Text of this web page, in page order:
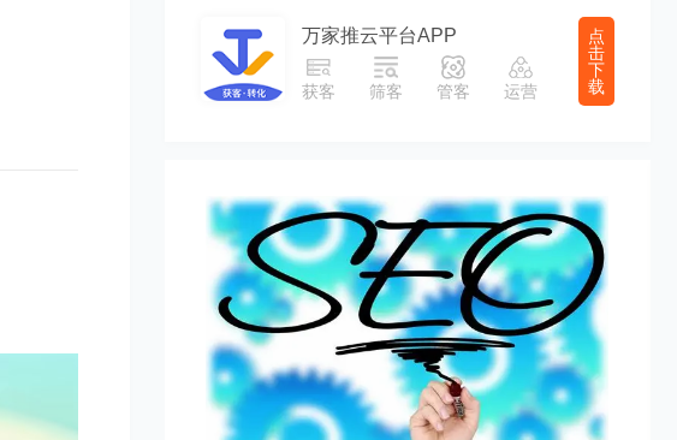
万家推云平台APP
获客 筛客 管客 运营
点
击
下
载